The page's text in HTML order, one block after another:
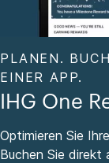
PLANEN.
EINER APP.
IHG One
Optimieren Sie
Buchen Sie direkt